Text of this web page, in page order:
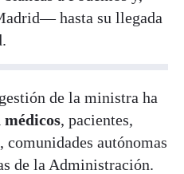
hasta su llegada
de la ministra ha
, pacientes,
autónomas
de la Administración.